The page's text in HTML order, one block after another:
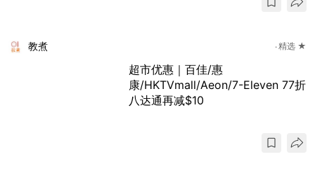
教煮 精选 ★
超市优惠｜百佳/惠
康/HKTVmall/Aeon/7-Eleven 77折
八达通再减$10